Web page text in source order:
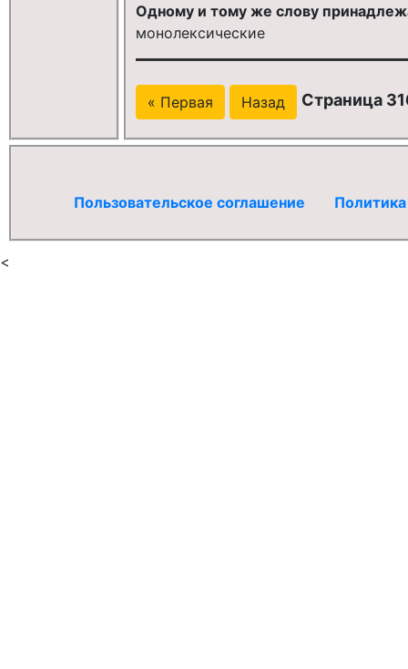
Одному и тому же слову
монолексические
« Первая Назад Страница
Пользовательское соглашение
<